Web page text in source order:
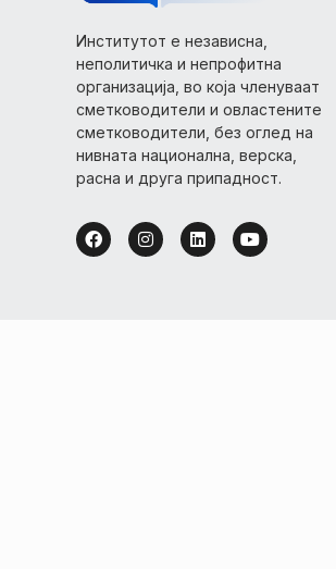
Институтот е независна,
неполитичка и непрофитна
организација, во која членуваат
сметководители и овластените
сметководители, без оглед на
нивната национална, верска,
расна и друга припадност.